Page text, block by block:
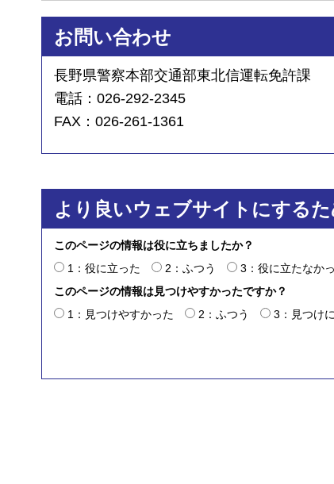
お問い合わせ
長野県警察本部交通部東北信運転免許課
電話：026-292-2345
FAX：026-261-1361
より良いウェブサイトにする
このページの情報は役に立ちましたか？
1：役に立った
2：ふつう
3：役に立たなか
このページの情報は見つけやすかったですか？
1：見つけやすかった
2：ふつう 3：見つけ